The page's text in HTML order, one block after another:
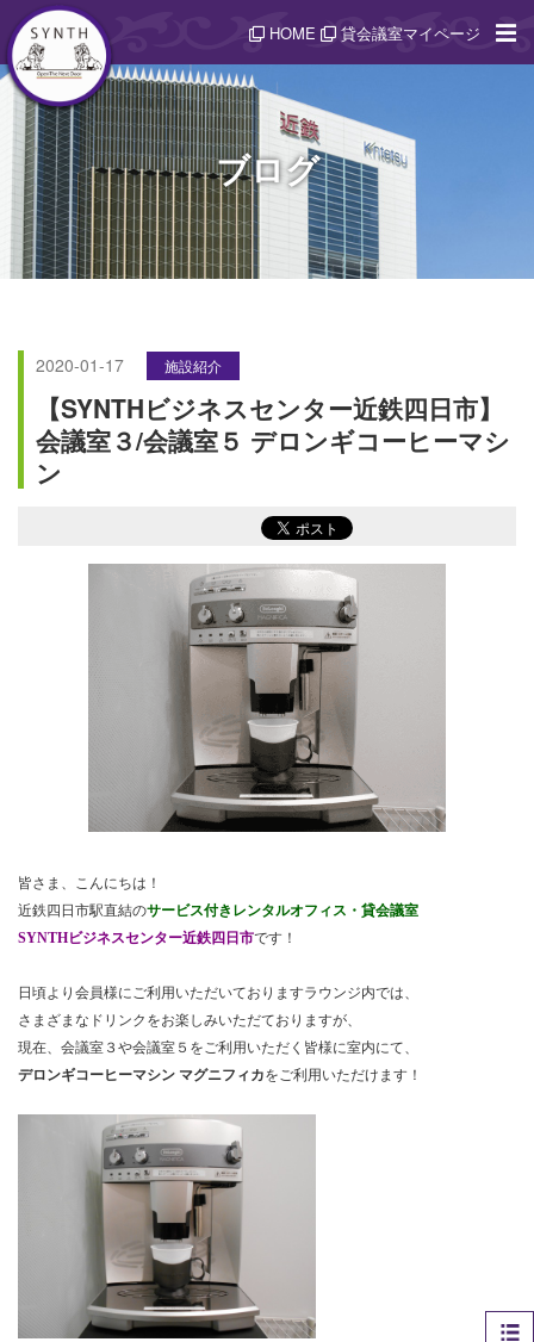
HOME 貸会議室マイページ
ブログ
2020-01-17 施設紹介
【SYNTHビジネスセンター近鉄四日市】
会議室３/会議室５ デロンギコーヒーマシ
ン
皆さま、こんにちは！
近鉄四日市駅直結のサービス付きレンタルオフィス・貸会議室
SYNTHビジネスセンター近鉄四日市です！
日頃より会員様にご利用いただいておりますラウンジ内では、
さまざまなドリンクをお楽しみいただておりますが、
現在、会議室３や会議室５をご利用いただく皆様に室内にて、
デロンギコーヒーマシン マグニフィカをご利用いただけます！